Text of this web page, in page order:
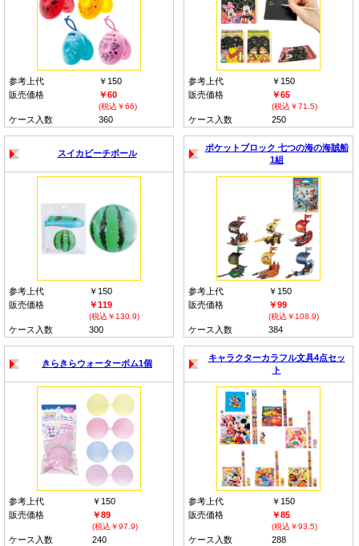
参考上代
￥150
販売価格
￥60
(税込￥66)
ケース入数 360
参考上代
￥150
販売価格
￥65
(税込￥71.5)
ケース入数 250
スイカビーチボール
参考上代
￥150
販売価格
￥119
(税込￥130.9)
ケース入数 300
ポケットブロック 七つの海の海賊船
1組
参考上代
￥150
販売価格
￥99
(税込￥108.9)
ケース入数 384
きらきらウォーターボム1個
参考上代
￥150
販売価格
￥89
(税込￥97.9)
ケース入数 240
キャラクターカラフル文具4点セッ
ト
参考上代
￥150
販売価格
￥85
(税込￥93.5)
ケース入数 288